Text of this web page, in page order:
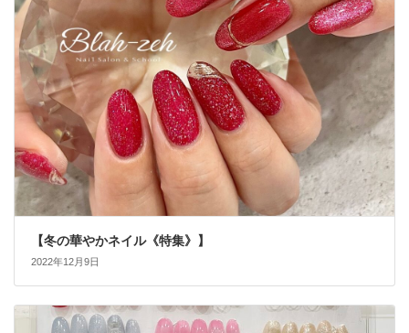
【冬の華やかネイル《特集》】
2022年12月9日